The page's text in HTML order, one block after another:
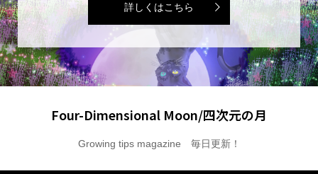
詳しくはこちら
Four-Dimensional Moon/四次元の月
Growing tips magazine 毎日更新！